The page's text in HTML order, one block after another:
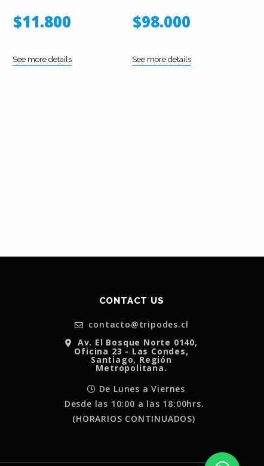
$11.800
See more details
$98.000
See more details
CONTACT US
contacto@tripodes.cl
Av. El Bosque Norte 0140,
Oficina 23 - Las Condes,
Santiago, Región
Metropolitana.
De Lunes a Viernes
Desde las 10:00 a las 18:00hrs.
(HORARIOS CONTINUADOS)